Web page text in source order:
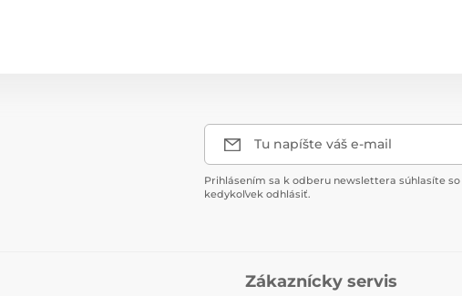
Tu napíšte váš e-mail
Prihlásením sa k odberu newslettera súhlasíte so
kedykoľvek odhlásiť.
Zákaznícky servis